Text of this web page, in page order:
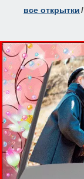
все открытки/